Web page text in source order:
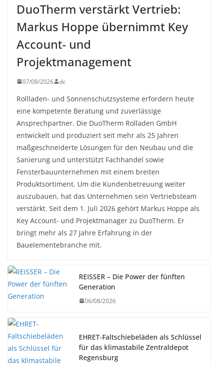
DuoTherm verstärkt Vertrieb:
Markus Hoppe übernimmt Key
Account- und
Projektmanagement
07/08/2026 dc
Rollladen- und Sonnenschutzsysteme erfordern heute
eine kompetente Beratung und zuverlässige
Ansprechpartner. Die DuoTherm Rolladen GmbH
entwickelt und produziert seit mehr als 25 Jahren
maßgeschneiderte Lösungen für den Neubau und die
Sanierung und unterstützt Fachhandel sowie
Fensterbauunternehmen mit einem breiten
Produktsortiment. Um die Kundenbetreuung weiter
auszubauen, hat das Unternehmen sein Vertriebsteam
verstärkt. Seit dem 1. Juli 2026 gehört Markus Hoppe als
Key Account- und Projektmanager zu DuoTherm. Er
bringt mehr als 27 Jahre Erfahrung in der
Bauelementebranche mit.
REISSER – Die Power der fünften
Generation
06/08/2026
EHRET-Faltschiebeläden als Schlüssel
für das klimastabile Zentraldepot
Regensburg